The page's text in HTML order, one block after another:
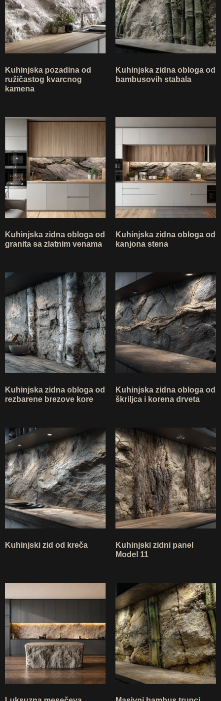
Kuhinjska pozadina od
ružičastog kvarcnog
kamena
Kuhinjska zidna obloga od
bambusovih stabala
Kuhinjska zidna obloga od
granita sa zlatnim venama
Kuhinjska zidna obloga od
kanjona stena
Kuhinjska zidna obloga od
rezbarene brezove kore
Kuhinjska zidna obloga od
škriljca i korena drveta
Kuhinjski zid od kreča
Kuhinjski zidni panel
Model 11
based on your idea.